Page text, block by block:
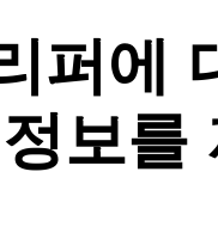
퍼에
보를